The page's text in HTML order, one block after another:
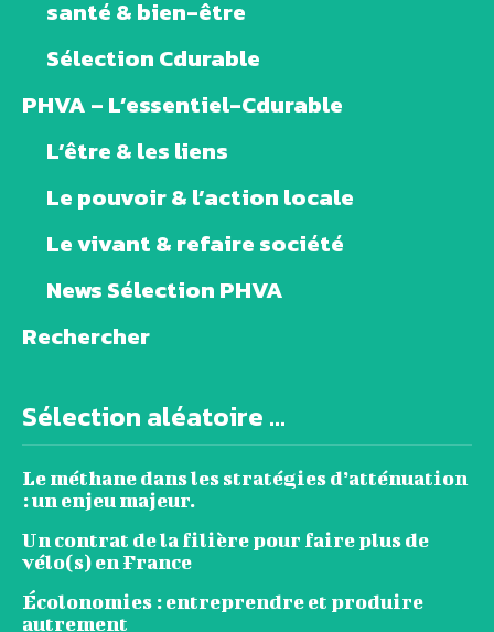
santé & bien-être
Sélection Cdurable
PHVA – L’essentiel-Cdurable
L’être & les liens
Le pouvoir & l’action locale
Le vivant & refaire société
News Sélection PHVA
Rechercher
Sélection aléatoire ...
Le méthane dans les stratégies d’atténuation
: un enjeu majeur.
Un contrat de la filière pour faire plus de
vélo(s) en France
Écolonomies : entreprendre et produire
autrement